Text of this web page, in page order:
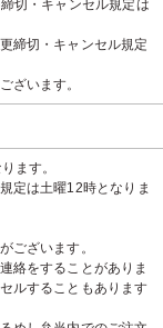
切・キャンセル規定は
締切・キャンセル規定
ざいます。
ます。
定は土曜12時となりま
ございます。
絡をすることがありま
ルすることもあります